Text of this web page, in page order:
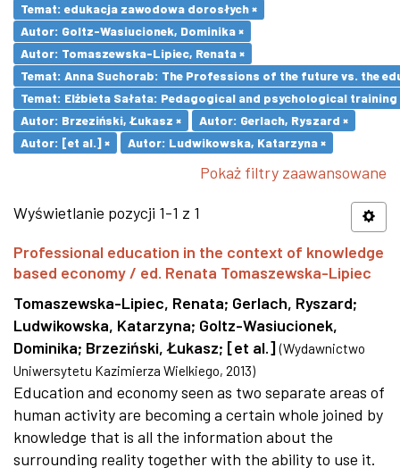
Temat: edukacja zawodowa dorosłych ×
Autor: Goltz-Wasiucionek, Dominika ×
Autor: Tomaszewska-Lipiec, Renata ×
Temat: Anna Suchorab: The Professions of the future vs. the
Temat: Elżbieta Sałata: Pedagogical and psychological
Autor: Brzeziński, Łukasz ×
Autor: Gerlach, Ryszard ×
Autor: [et al.] ×
Autor: Ludwikowska, Katarzyna ×
Pokaż filtry zaawansowane
Wyświetlanie pozycji 1-1 z 1
Professional education in the context of knowledge
based economy / ed. Renata Tomaszewska-Lipiec
Tomaszewska-Lipiec, Renata; Gerlach, Ryszard;
Ludwikowska, Katarzyna; Goltz-Wasiucionek,
Dominika; Brzeziński, Łukasz; [et al.] (Wydawnictwo
Uniwersytetu Kazimierza Wielkiego, 2013)
Education and economy seen as two separate areas of
human activity are becoming a certain whole joined by
knowledge that is all the information about the
surrounding reality together with the ability to use it.